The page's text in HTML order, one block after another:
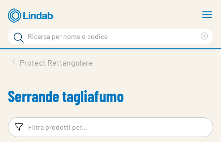
Log
visionare
Cerca
Cerca
Su Lindab
Su Tecnovent
Contatti
Protect Rettangolare
Serrande tagliafumo
Filtri